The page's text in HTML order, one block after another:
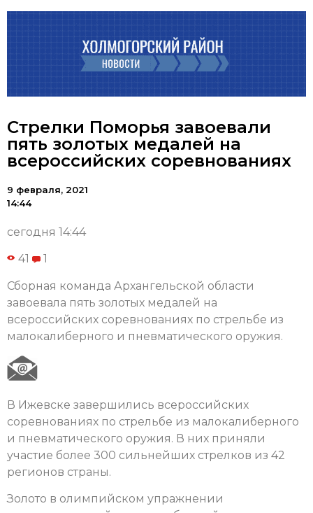
Стрелки Поморья завоевали
пять золотых медалей на
всероссийских соревнованиях
9 февраля, 2021
14:44
сегодня 14:44
41 1
Сборная команда Архангельской области
завоевала пять золотых медалей на
всероссийских соревнованиях по стрельбе из
малокалиберного и пневматического оружия.
В Ижевске завершились всероссийских
соревнованиях по стрельбе из малокалиберного
и пневматического оружия. В них приняли
участие более 300 сильнейших стрелков из 42
регионов страны.
Золото в олимпийском упражнении